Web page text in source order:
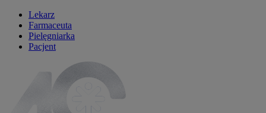
Lekarz
Farmaceuta
Pielęgniarka
Pacjent